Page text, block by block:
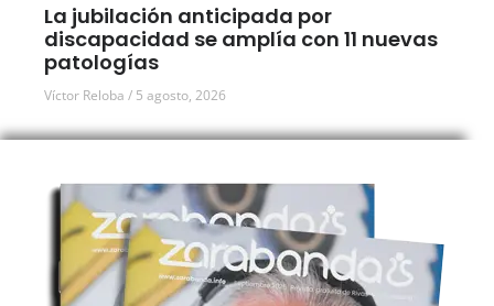
La jubilación anticipada por
discapacidad se amplía con 11 nuevas
patologías
Víctor Reloba 5 agosto, 2026